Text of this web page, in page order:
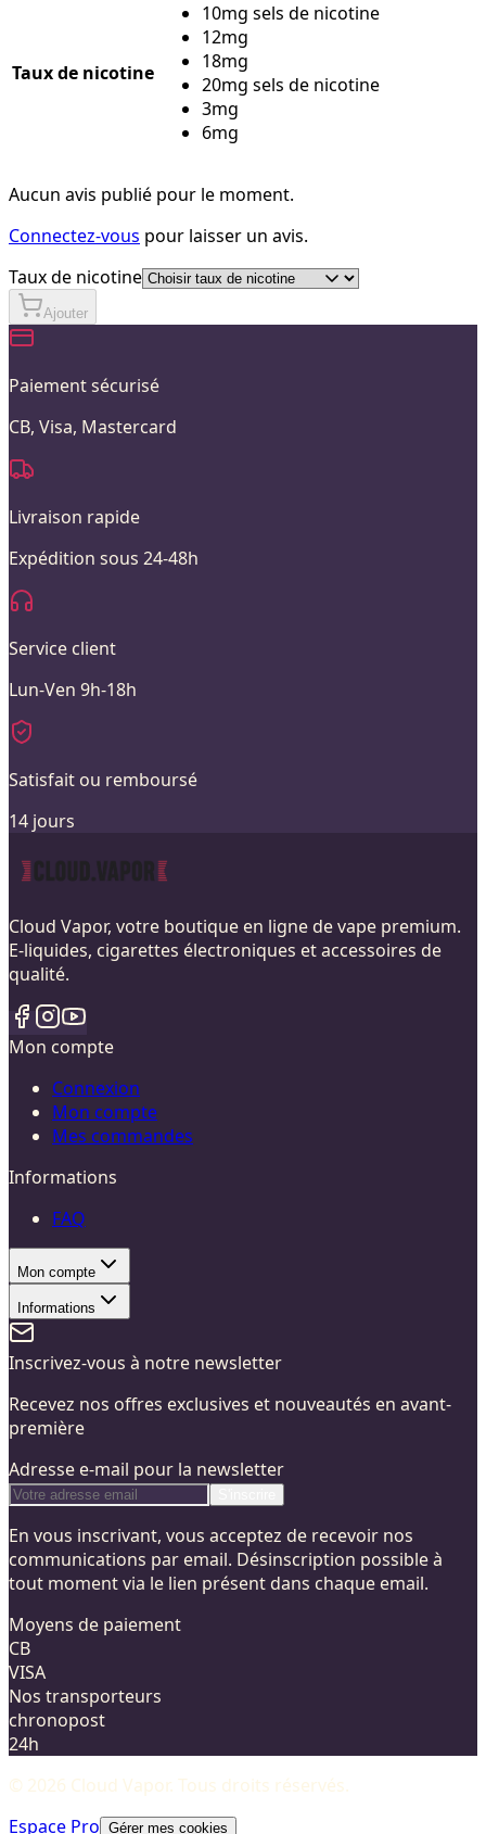
Taux de nicotine
10mg sels de nicotine
12mg
18mg
20mg sels de nicotine
3mg
6mg
Aucun avis publié pour le moment.
Connectez-vous pour laisser un avis.
Taux de nicotine
Ajouter
Paiement sécurisé
CB, Visa, Mastercard
Livraison rapide
Expédition sous 24-48h
Service client
Lun-Ven 9h-18h
Satisfait ou remboursé
14 jours
Cloud Vapor, votre boutique en ligne de vape premium.
E-liquides, cigarettes électroniques et accessoires de
qualité.
Mon compte
Connexion
Mon compte
Mes commandes
Informations
FAQ
Mon compte
Informations
Inscrivez-vous à notre newsletter
Recevez nos offres exclusives et nouveautés en avant-
première
Adresse e-mail pour la newsletter
En vous inscrivant, vous acceptez de recevoir nos
communications par email. Désinscription possible à
tout moment via le lien présent dans chaque email.
Moyens de paiement
CB
VISA
Nos transporteurs
chronopost
24h
© 2026 Cloud Vapor. Tous droits réservés.
Espace Pro Gérer mes cookies